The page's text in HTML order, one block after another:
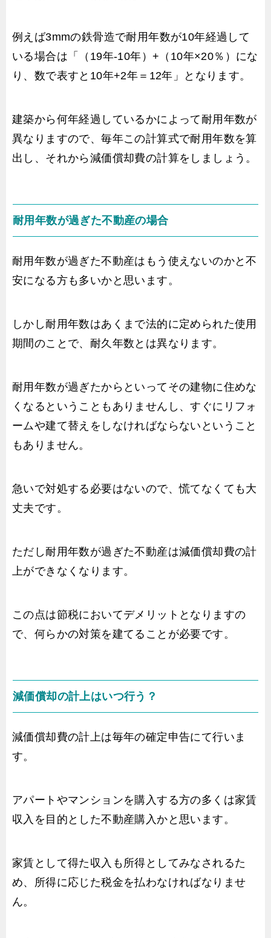
例えば3mmの鉄骨造で耐用年数が10年経過して
いる場合は「（19年-10年）+（10年×20％）にな
り、数で表すと10年+2年＝12年」となります。
建築から何年経過しているかによって耐用年数が
異なりますので、毎年この計算式で耐用年数を算
出し、それから減価償却費の計算をしましょう。
耐用年数が過ぎた不動産の場合
耐用年数が過ぎた不動産はもう使えないのかと不
安になる方も多いかと思います。
しかし耐用年数はあくまで法的に定められた使用
期間のことで、耐久年数とは異なります。
耐用年数が過ぎたからといってその建物に住めな
くなるということもありませんし、すぐにリフォ
ームや建て替えをしなければならないということ
もありません。
急いで対処する必要はないので、慌てなくても大
丈夫です。
ただし耐用年数が過ぎた不動産は減価償却費の計
上ができなくなります。
この点は節税においてデメリットとなりますの
で、何らかの対策を建てることが必要です。
減価償却の計上はいつ行う？
減価償却費の計上は毎年の確定申告にて行いま
す。
アパートやマンションを購入する方の多くは家賃
収入を目的とした不動産購入かと思います。
家賃として得た収入も所得としてみなされるた
め、所得に応じた税金を払わなければなりませ
ん。